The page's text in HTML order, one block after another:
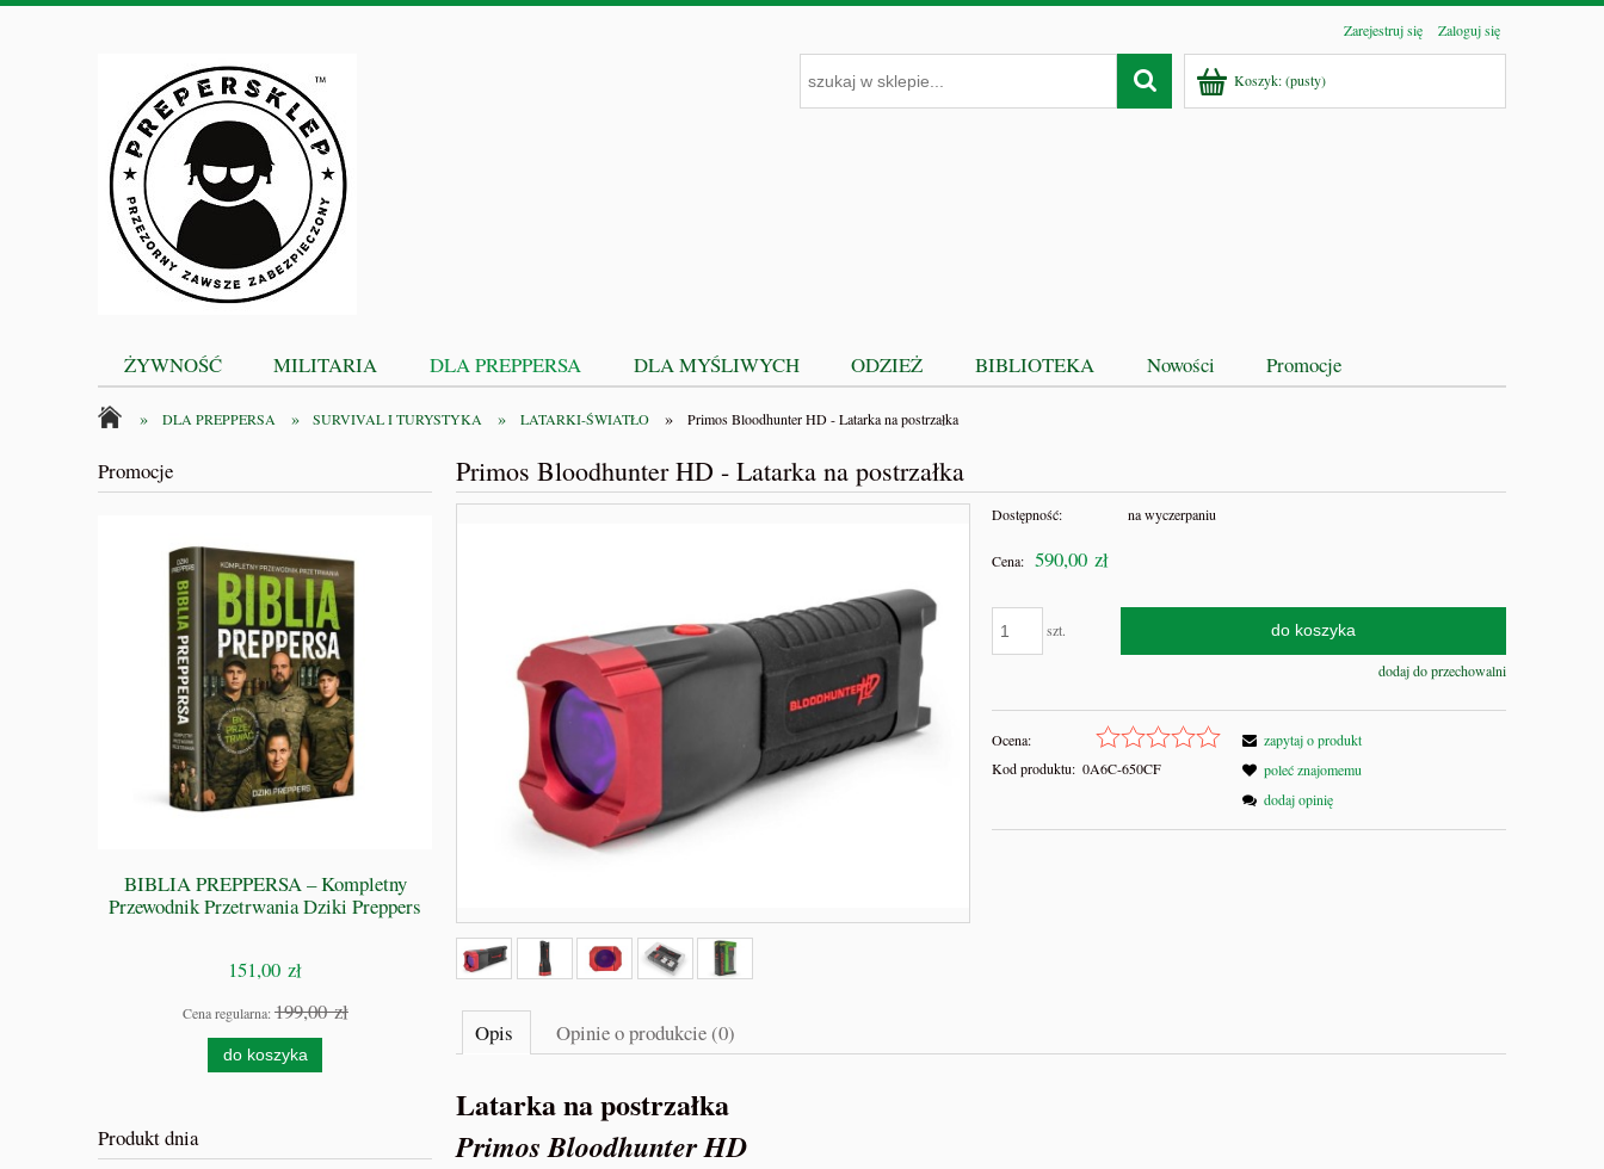
Zarejestruj się Zaloguj się
Koszyk:(pusty)
ŻYWNOŚĆ MILITARIA DLA PREPPERSA DLA MYŚLIWYCH ODZIEŻ BIBLIOTEKA Nowości Promocje
» DLA PREPPERSA » SURVIVAL I TURYSTYKA » LATARKI-ŚWIATŁO » Primos Bloodhunter HD - Latarka na postrzałka
Promocje
BIBLIA PREPPERSA – Kompletny
Przewodnik Przetrwania Dziki Preppers
151,00 zł
Cena regularna:199,00 zł
do koszyka
850,00 zł
Cena regularna:
do koszyka do koszyka
Produkt dnia
Primos Bloodhunter HD - Latarka na postrzałka
Dostępność: na wyczerpaniu
Cena: 590,00 zł
szt. do koszyka
dodaj do przechowalni
Ocena:
Kod produktu: 0A6C-650CF
zapytaj o produkt
poleć znajomemu
dodaj opinię
Opis Opinie o produkcie (0)
Latarka na postrzałka
Primos Bloodhunter HD